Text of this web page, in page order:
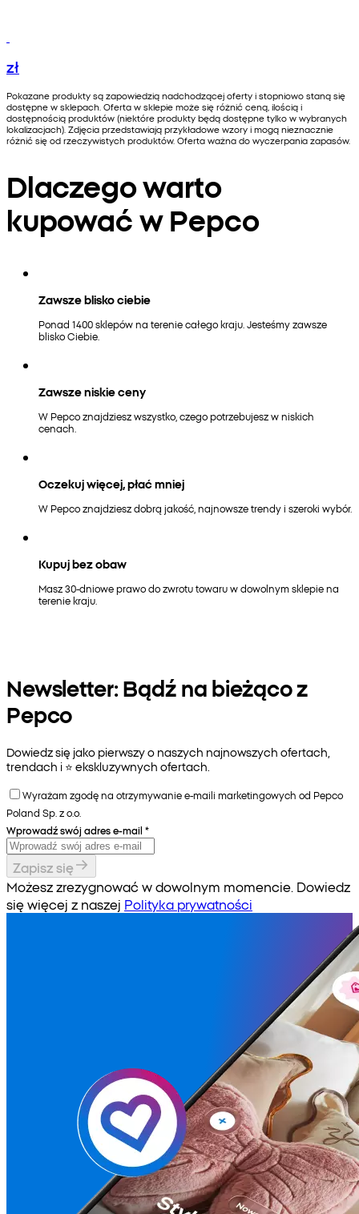
zł
Pokazane produkty są zapowiedzią nadchodzącej oferty i stopniowo staną się
dostępne w sklepach. Oferta w sklepie może się różnić ceną, ilością i
dostępnością produktów (niektóre produkty będą dostępne tylko w wybranych
lokalizacjach). Zdjęcia przedstawiają przykładowe wzory i mogą nieznacznie
różnić się od rzeczywistych produktów. Oferta ważna do wyczerpania zapasów.
Dlaczego warto
kupować w Pepco
Zawsze blisko ciebie
Ponad 1400 sklepów na terenie całego kraju. Jesteśmy zawsze
blisko Ciebie.
Zawsze niskie ceny
W Pepco znajdziesz wszystko, czego potrzebujesz w niskich
cenach.
Oczekuj więcej, płać mniej
W Pepco znajdziesz dobrą jakość, najnowsze trendy i szeroki wybór.
Kupuj bez obaw
Masz 30-dniowe prawo do zwrotu towaru w dowolnym sklepie na
terenie kraju.
Newsletter: Bądź na bieżąco z
Pepco
Dowiedz się jako pierwszy o naszych najnowszych ofertach,
trendach i ⭐️ ekskluzywnych ofertach.
Wyrażam zgodę na otrzymywanie e-maili marketingowych od Pepco
Poland Sp. z o.o.
Wprowadź swój adres e-mail *
Zapisz się
Możesz zrezygnować w dowolnym momencie. Dowiedz
się więcej z naszej Polityka prywatności